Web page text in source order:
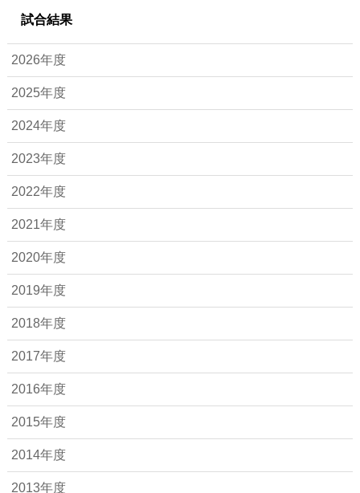
試合結果
2026年度
2025年度
2024年度
2023年度
2022年度
2021年度
2020年度
2019年度
2018年度
2017年度
2016年度
2015年度
2014年度
2013年度